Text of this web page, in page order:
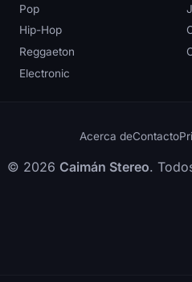
Pop
Hip-Hop
Reggaeton
Electronic
Acerca deContacto
© 2026 Caimán Stereo.